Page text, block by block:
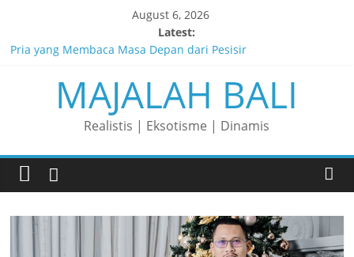
content
August 6, 2026
Latest:
Pria yang Membaca Masa Depan dari Pesisir
Membaca Peluang, Menaklukkan Tantangan, dan Membangun
Bisnis Peternakan yang Berkelanjutan
Lelaki yang Mengubah Garis Menjadi Masa Depan
Matahari yang Lahir di Pulau Dewata
Perjalanan Panjang di Balik Rasa yang Dicintai Banyak Orang
MAJALAH BALI
Realistis | Eksotisme | Dinamis